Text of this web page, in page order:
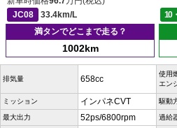
JC08
33.4km/L 10
満タンでどこまで走る？
1002km
排気量 658cc
使用
エン
ミッション インパネCVT 駆動
最大出力 52ps/6800rpm 過給